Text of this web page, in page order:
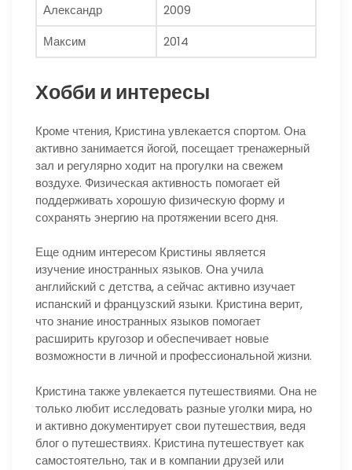
Александр
2009
Максим
2014
Хобби и интересы
Кроме чтения, Кристина увлекается спортом. Она
активно занимается йогой, посещает тренажерный
зал и регулярно ходит на прогулки на свежем
воздухе. Физическая активность помогает ей
поддерживать хорошую физическую форму и
сохранять энергию на протяжении всего дня.
Еще одним интересом Кристины является
изучение иностранных языков. Она учила
английский с детства, а сейчас активно изучает
испанский и французский языки. Кристина верит,
что знание иностранных языков помогает
расширить кругозор и обеспечивает новые
возможности в личной и профессиональной жизни.
Кристина также увлекается путешествиями. Она не
только любит исследовать разные уголки мира, но
и активно документирует свои путешествия, ведя
блог о путешествиях. Кристина путешествует как
самостоятельно, так и в компании друзей или